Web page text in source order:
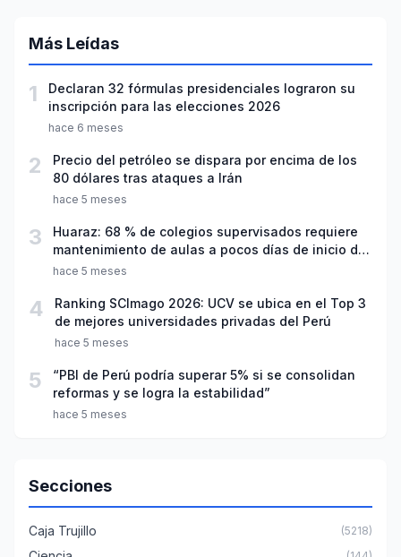
Más Leídas
1
Declaran 32 fórmulas presidenciales lograron su
inscripción para las elecciones 2026
hace 6 meses
2
Precio del petróleo se dispara por encima de los
80 dólares tras ataques a Irán
hace 5 meses
3
Huaraz: 68 % de colegios supervisados requiere
mantenimiento de aulas a pocos días de inicio del
año escolar 2026
hace 5 meses
4
Ranking SCImago 2026: UCV se ubica en el Top 3
de mejores universidades privadas del Perú
hace 5 meses
5
“PBI de Perú podría superar 5% si se consolidan
reformas y se logra la estabilidad”
hace 5 meses
Secciones
Caja Trujillo (5218)